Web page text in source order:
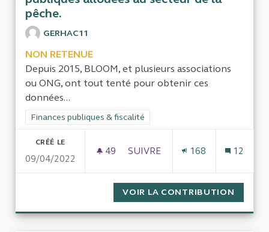
pêche.
GERHAC11
NON RETENUE
Depuis 2015, BLOOM, et plusieurs associations
ou ONG, ont tout tenté pour obtenir ces
données...
Filtrer les résultats de la catégorie : Finances publiques &
Finances publiques & fiscalité
CRÉÉ LE
09/04/2022
49 49 ABONNÉS
SUIVRE
168 12
VOIR LA CONTRIBUTION